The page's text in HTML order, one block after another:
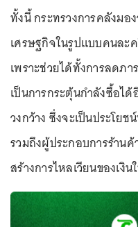
ทั้งนี้ กระทรวงการคลังมอ
เศรษฐกิจในรูปแบบคนละ
เพราะช่วยได้ทั้งการลดภ
เป็นการกระตุ้นกำลังซื้อไ
วงกว้าง ซึ่งจะเป็นประโย
รวมถึงผู้ประกอบการร้าน
สร้างการไหลเวียนของเงิ